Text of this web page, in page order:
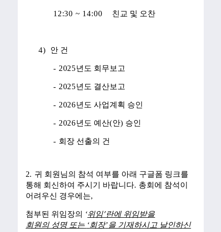
12:30 ~ 14:00 친교 및 오찬
4) 안 건
- 2025년도 회무보고
- 2025년도 결산보고
- 2026년도 사업계획 승인
- 2026년도 예산(안) 승인
- 회장 선출의 건
2. 귀 회원님의 참석 여부를 아래 구글폼 링크를
통해 회신하여 주시기 바랍니다. 총회에 참석이
어려우신 경우에는,
첨부된 위임장의 ‘위임’란에 위임받을
회원의 성명 또는 ‘회장’을 기재하시고 날인하신